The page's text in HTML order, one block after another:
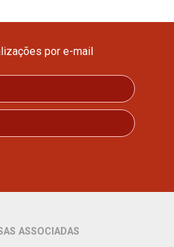
por e-mail
ASSOCIADAS